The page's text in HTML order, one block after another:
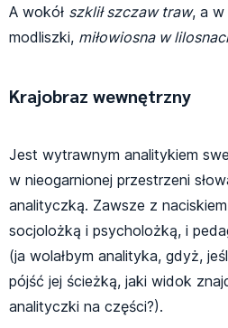
A wokół szklił szczaw traw, a w
modliszki, miłowiosna w
Krajobraz wewnętrzny
Jest wytrawnym analitykiem
w nieogarnionej przestrzeni
analityczką. Zawsze z
socjolożką i psycholożką, i
(ja wolałbym analityka, gdyż,
pójść jej ścieżką, jaki widok
analityczki na części?).